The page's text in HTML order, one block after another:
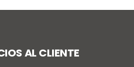
AL CLIENTE